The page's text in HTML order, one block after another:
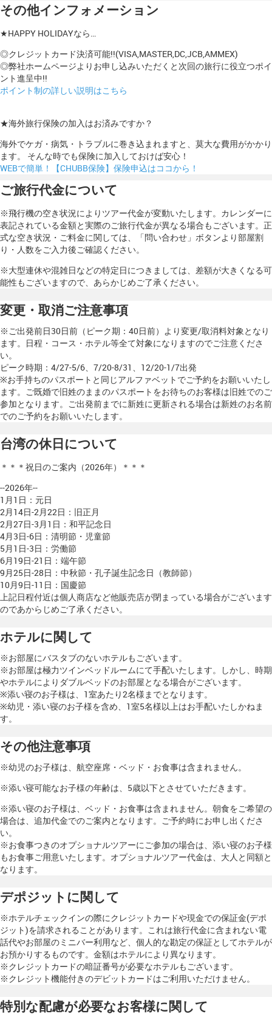
その他インフォメーション
★HAPPY HOLIDAYなら…
◎クレジットカード決済可能!!(VISA,MASTER,DC,JCB,AMMEX)
◎弊社ホームページよりお申し込みいただくと次回の旅行に役立つポイ
ント進呈中!!
ポイント制の詳しい説明はこちら
★海外旅行保険の加入はお済みですか？
海外でケガ・病気・トラブルに巻き込まれますと、莫大な費用がかかり
ます。 そんな時でも保険に加入しておけば安心！
WEBで簡単！【CHUBB保険】保険申込はココから！
ご旅行代金について
※飛行機の空き状況によりツアー代金が変動いたします。カレンダーに
表記されている金額と実際のご旅行代金が異なる場合もございます。正
式な空き状況・ご料金に関しては、「問い合わせ」ボタンより部屋割
り・人数をご入力後ご確認ください。
※大型連休や混雑日などの特定日につきましては、差額が大きくなる可
能性もございますので、あらかじめご了承ください。
変更・取消ご注意事項
※ご出発前日30日前（ピーク期：40日前）より変更/取消料対象となり
ます。日程・コース・ホテル等全て対象になりますのでご注意くださ
い。
ピーク時期：4/27-5/6、7/20-8/31、12/20-1/7出発
※お手持ちのパスポートと同じアルファベットでご予約をお願いいたし
ます。ご既婚で旧姓のままのパスポートをお待ちのお客様は旧姓でのご
参加となります。ご出発前までに新姓に更新される場合は新姓のお名前
でのご予約をお願いいたします。
台湾の休日について
＊＊＊祝日のご案内（2026年）＊＊＊
--2026年--
1月1日：元日
2月14日-2月22日：旧正月
2月27日-3月1日：和平記念日
4月3日-6日：清明節・児童節
5月1日-3日：労働節
6月19日-21日：端午節
9月25日-28日：中秋節・孔子誕生記念日（教師節）
10月9日-11日：国慶節
上記日程付近は個人商店など他販売店が閉まっている場合がございます
のであからじめご了承ください。
ホテルに関して
※お部屋にバスタブのないホテルもございます。
※お部屋は極力ツインベッドルームにて手配いたします。しかし、時期
やホテルによりダブルベッドのお部屋となる場合がございます。
※添い寝のお子様は、1室あたり2名様までとなります。
※幼児・添い寝のお子様を含め、1室5名様以上はお手配いたしかねま
す。
その他注意事項
※幼児のお子様は、航空座席・ベッド・お食事は含まれません。
※添い寝可能なお子様の年齢は、5歳以下とさせていただきます。
※添い寝のお子様は、ベッド・お食事は含まれません。朝食をご希望の
場合は、追加代金でのご案内となります。ご予約時にお申し出くださ
い。
※お食事つきのオプショナルツアーにご参加の場合は、添い寝のお子様
もお食事ご用意いたします。オプショナルツアー代金は、大人と同額と
なります。
デポジットに関して
※ホテルチェックインの際にクレジットカードや現金での保証金(デポ
ジット)を請求されることがあります。これは旅行代金に含まれない電
話代やお部屋のミニバー利用など、個人的な勘定の保証としてホテルが
お預かりするものです。金額はホテルにより異なります。
※クレジットカードの暗証番号が必要なホテルもございます。
※クレジット機能付きのデビットカードはご利用いただけません。
特別な配慮が必要なお客様に関して